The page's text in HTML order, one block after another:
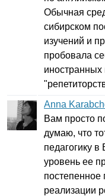
Обычная
сибирском
изучений и
пробовала
иностранных
Anna
Вам просто
думаю, что
педагогику
уровень ее
постепенное
реализации